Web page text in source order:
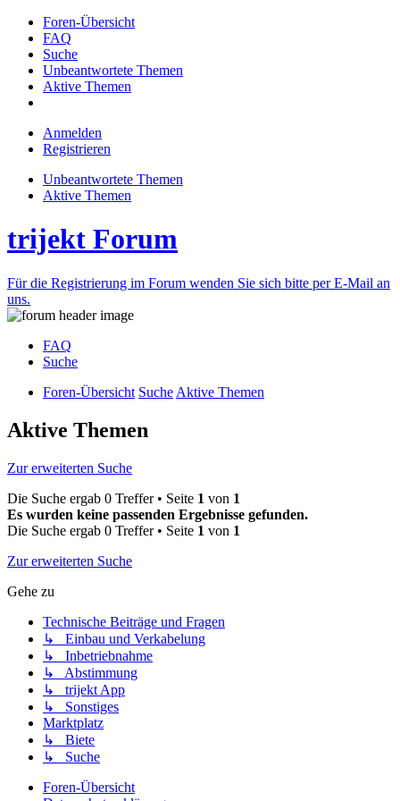
Foren-Übersicht
FAQ
Suche
Unbeantwortete Themen
Aktive Themen
Anmelden
Registrieren
Unbeantwortete Themen
Aktive Themen
trijekt Forum
Für die Registrierung im Forum wenden Sie sich bitte per E-Mail an
uns.
FAQ
Suche
Foren-Übersicht Suche Aktive Themen
Aktive Themen
Zur erweiterten Suche
Die Suche ergab 0 Treffer • Seite 1 von 1
Es wurden keine passenden Ergebnisse gefunden.
Die Suche ergab 0 Treffer • Seite 1 von 1
Zur erweiterten Suche
Gehe zu
Technische Beiträge und Fragen
↳ Einbau und Verkabelung
↳ Inbetriebnahme
↳ Abstimmung
↳ trijekt App
↳ Sonstiges
Marktplatz
↳ Biete
↳ Suche
Foren-Übersicht